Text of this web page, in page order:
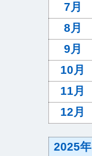
7月
8月
9月
10月
11月
12月
2025年